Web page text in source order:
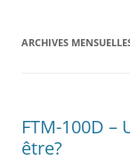
ARCHIVES
FTM-100D
être?